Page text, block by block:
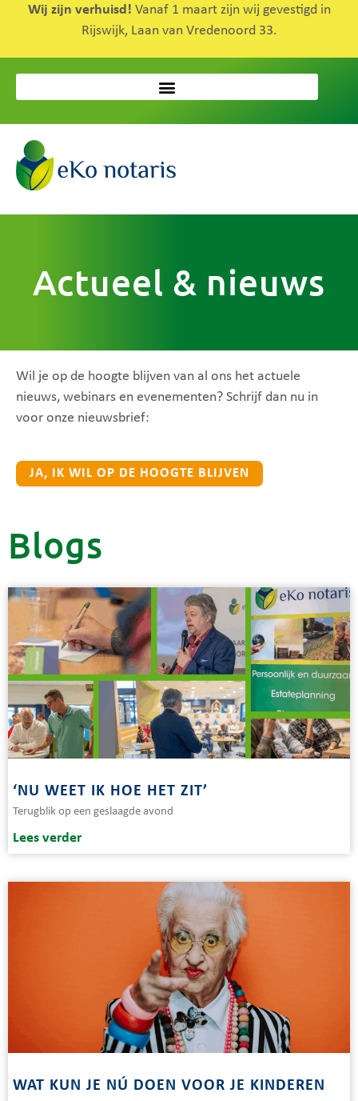
Wij zijn verhuisd! Vanaf 1 maart zijn wij gevestigd in
Rijswijk, Laan van Vredenoord 33.
Actueel & nieuws
Wil je op de hoogte blijven van al ons het actuele
nieuws, webinars en evenementen? Schrijf dan nu in
voor onze nieuwsbrief:
JA, IK WIL OP DE HOOGTE BLIJVEN
Blogs
‘NU WEET IK HOE HET ZIT’
Terugblik op een geslaagde avond
Lees verder
WAT KUN JE NÚ DOEN VOOR JE KINDEREN